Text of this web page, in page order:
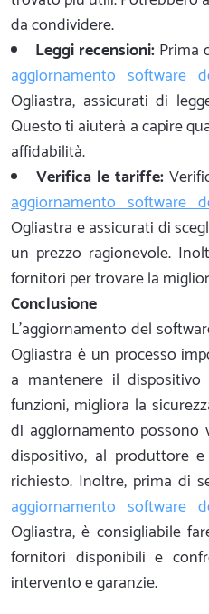
da condividere.
Leggi recensioni: Prima
aggiornamento software
Ogliastra, assicurati di
Questo ti aiuterà a capire
affidabilità.
Verifica le tariffe:
aggiornamento software
Ogliastra e assicurati di
un prezzo ragionevole.
fornitori per trovare la
Conclusione
L'aggiornamento del
Ogliastra è un processo
a mantenere il
funzioni, migliora la
di aggiornamento
dispositivo, al produttore
richiesto. Inoltre, prima di
aggiornamento software
Ogliastra, è consigliabile
fornitori disponibili e
intervento e garanzie.